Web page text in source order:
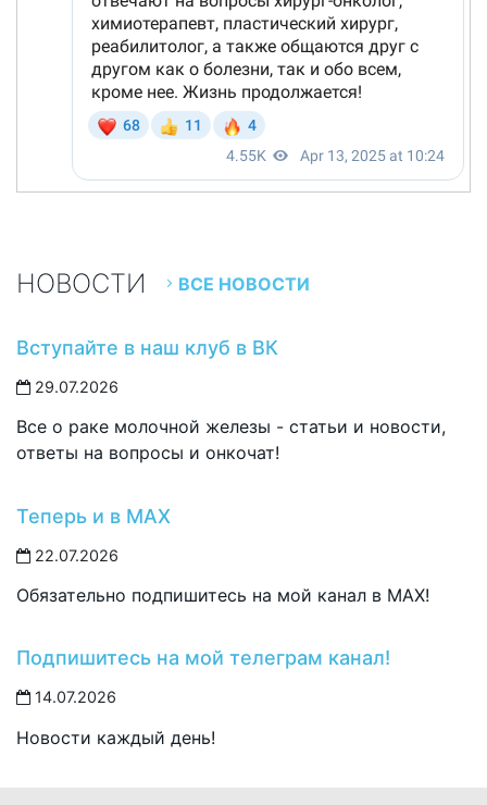
НОВОСТИ ВСЕ НОВОСТИ
Вступайте в наш клуб в ВК
29.07.2026
Все о раке молочной железы - статьи и новости,
ответы на вопросы и онкочат!
Теперь и в MAX
22.07.2026
Обязательно подпишитесь на мой канал в MAX!
Подпишитесь на мой телеграм канал!
14.07.2026
Новости каждый день!